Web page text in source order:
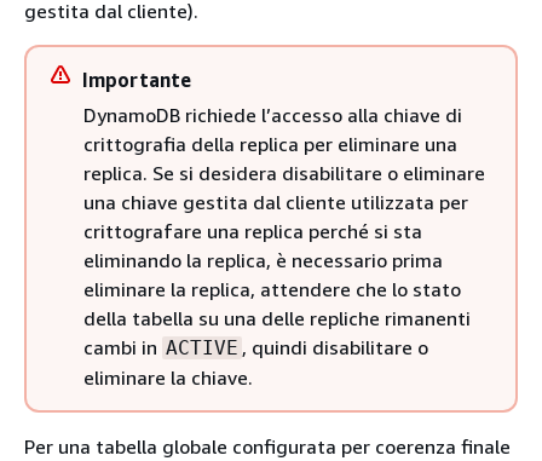
gestita dal cliente).
Importante
DynamoDB richiede l’accesso alla chiave di
crittografia della replica per eliminare una
replica. Se si desidera disabilitare o eliminare
una chiave gestita dal cliente utilizzata per
crittografare una replica perché si sta
eliminando la replica, è necessario prima
eliminare la replica, attendere che lo stato
della tabella su una delle repliche rimanenti
cambi in ACTIVE , quindi disabilitare o
eliminare la chiave.
Per una tabella globale configurata per coerenza finale